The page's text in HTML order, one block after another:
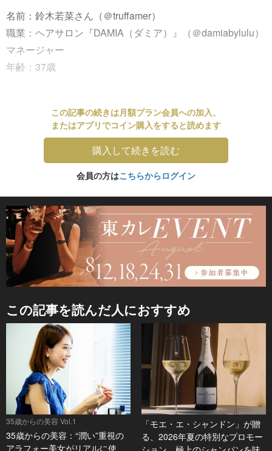
名前：鈴木若菜さん（＠truffamer）
職業：ヘアサロン『DAMIA（ダミア）』（＠damiabylulu）
マネージャー
年齢：37歳
この記事の続きは月額プラン会員への加入、
またはアプリでコイン購入をすると読めます
購入して続きを読む
会員の方はこちらからログイン
この記事を読んだ人におすすめ
35歳からの美容 Vol.1
35歳からの美容：“潤い”重視の
アラフォー美女がリアルに使
「モエ・エ・シャンドン」が贈
る、2026年夏の特別なプロモー